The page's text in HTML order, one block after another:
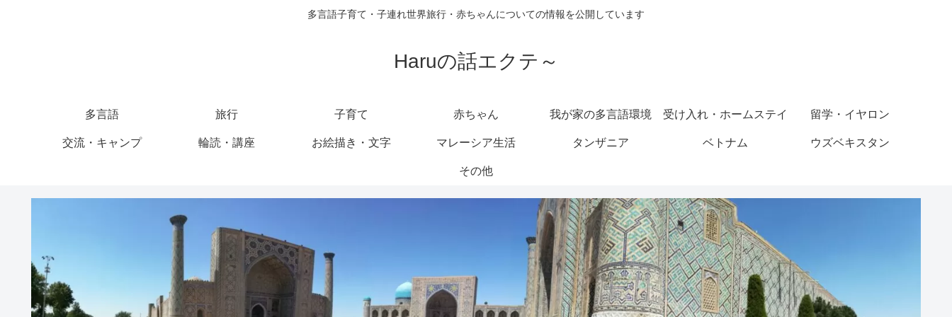
多言語子育て・子連れ世界旅行・赤ちゃんについての情報を公開しています
Haruの話エクテ～
多言語 旅行 子育て 赤ちゃん 我が家の多言語環境 受け入れ・ホームステイ 留学・イヤロン
交流・キャンプ 輪読・講座 お絵描き・文字 マレーシア生活 タンザニア ベトナム ウズベキスタン
その他